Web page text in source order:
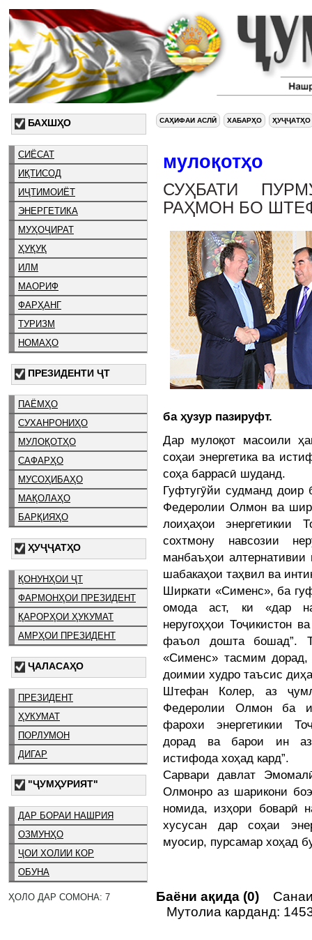
БАХШҲО
СИЁСАТ
ИҚТИСОД
ИҶТИМОИЁТ
ЭНЕРГЕТИКА
МУҲОҶИРАТ
ҲУҚУҚ
ИЛМ
МАОРИФ
ФАРҲАНГ
ТУРИЗМ
НОМАҲО
ПРЕЗИДЕНТИ ҶТ
ПАЁМҲО
СУХАНРОНИҲО
МУЛОҚОТҲО
САФАРҲО
МУСОҲИБАҲО
МАҚОЛАҲО
БАРҚИЯҲО
ҲУҶҶАТҲО
ҚОНУНҲОИ ҶТ
ФАРМОНҲОИ ПРЕЗИДЕНТ
ҚАРОРҲОИ ҲУКУМАТ
АМРҲОИ ПРЕЗИДЕНТ
ҶАЛАСАҲО
ПРЕЗИДЕНТ
ҲУКУМАТ
ПОРЛУМОН
ДИГАР
"ҶУМҲУРИЯТ"
ДАР БОРАИ НАШРИЯ
ОЗМУНҲО
ҶОИ ХОЛИИ КОР
ОБУНА
ҲОЛО ДАР СОМОНА: 7
САҲИФАИ АСЛӢ ХАБАРҲО ҲУҶҶАТҲО
мулоқотҳо
СУҲБАТИ
РАҲМОН БО
ба ҳузур пазируфт.
Дар мулоқот масоили
соҳаи энергетика ва
соҳа баррасӣ шуданд.
Гуфтугӯйи судманд доир
Федеролии Олмон ва
лоиҳаҳои энергетикии
сохтмону навсозии
манбаъҳои
шабакаҳои таҳвил ва
Ширкати «Сименс», ба
омода аст, ки «дар
неругоҳҳои Тоҷикистон
фаъол дошта бошад”.
«Сименс» тасмим дорад,
доимии худро таъсис
Штефан Колер, аз
Федеролии Олмон ба
фарохи энергетикии
дорад ва барои ин аз
истифода хоҳад кард”.
Сарвари давлат
Олмонро аз шарикони
номида, изҳори боварӣ
хусусан дар соҳаи
муосир, пурсамар хоҳад
Баёни ақида (0)
Мутолиа карданд: